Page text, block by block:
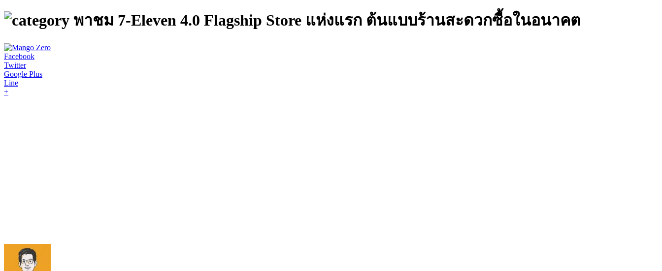
พาชม 7-Eleven 4.0 Flagship Store แห่งแรก ต้นแบบร้านสะดวกซื้อในอนาคต
Facebook
Twitter
Google Plus
Line
+